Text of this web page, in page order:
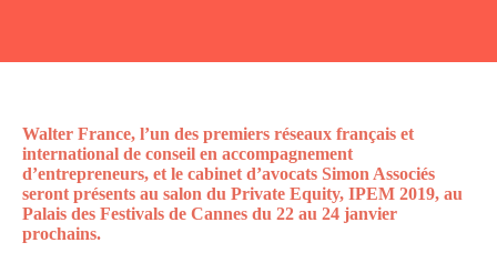
Walter France, l’un des premiers réseaux français et
international de conseil en accompagnement
d’entrepreneurs, et le cabinet d’avocats Simon Associés
seront présents au salon du Private Equity, IPEM 2019, au
Palais des Festivals de Cannes du 22 au 24 janvier
prochains.